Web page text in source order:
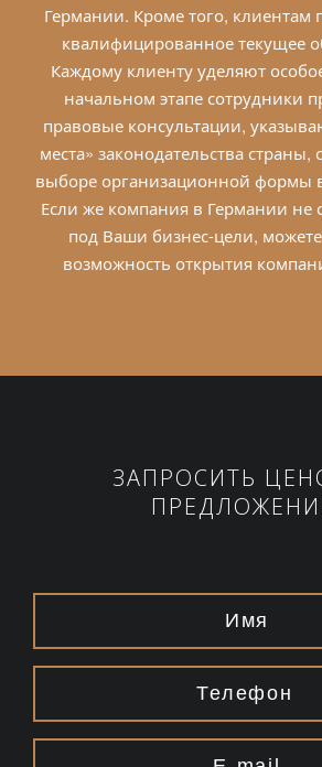
Германии. Кроме того, клиентам
квалифицированное текущее
Каждому клиенту уделяют
начальном этапе сотрудники
правовые консультации,
места» законодательства страны,
выборе организационной формы
Если же компания в Германии не
под Ваши бизнес-цели, можете
возможность открытия
ЗАПРОСИТЬ